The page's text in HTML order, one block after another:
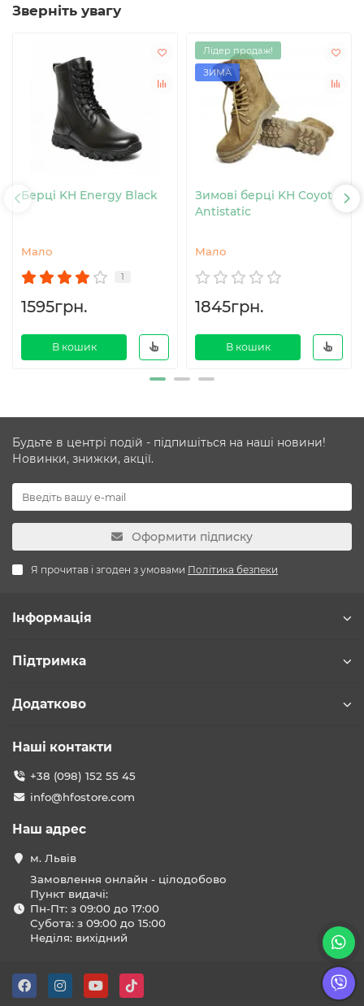
Зверніть увагу
Берці KH Energy Black
Мало
1
1595грн.
В кошик
Лідер продаж!
ЗИМА
Зимові берці KH Coyote
Antistatic
Мало
1845грн.
В кошик
Будьте в центрі подій - підпишіться на наші новини!
Новинки, знижки, акції.
Оформити підписку
Я прочитав і згоден з умовами Політика безпеки
Інформація
Підтримка
Додатково
Наші контакти
+38 (098) 152 55 45
info@hfostore.com
Наш адрес
м. Львів
Замовлення онлайн - цілодобово
Пункт видачі:
Пн-Пт: з 09:00 до 17:00
Субота: з 09:00 до 15:00
Неділя: вихідний